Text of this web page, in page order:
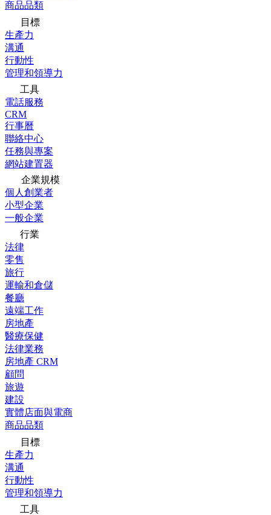
商品品類
目標
生產力
溝通
行動性
管理和領導力
工具
電話服務
CRM
行事曆
聯絡中心
任務與專案
網站建置器
企業規模
個人創業者
小型企業
一般企業
行業
法律
零售
旅行
運輸和倉儲
餐廳
遠端工作
房地產
醫療保健
法律業務
房地產 CRM
顧問
旅遊
建設
實體店面與電商
商品品類
目標
生產力
溝通
行動性
管理和領導力
工具